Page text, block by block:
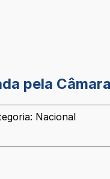
pela
Nacional